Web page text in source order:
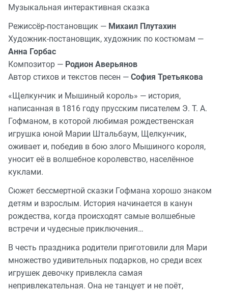
Музыкальная интерактивная сказка
Режиссёр-постановщик — Михаил Плутахин
Художник-постановщик, художник по костюмам —
Анна Горбас
Композитор — Родион Аверьянов
Автор стихов и текстов песен — София Третьякова
«Щелкунчик и Мышиный король» — история,
написанная в 1816 году прусским писателем Э. Т. А.
Гофманом, в которой любимая рождественская
игрушка юной Марии Штальбаум, Щелкунчик,
оживает и, победив в бою злого Мышиного короля,
уносит её в волшебное королевство, населённое
куклами.
Сюжет бессмертной сказки Гофмана хорошо знаком
детям и взрослым. История начинается в канун
рождества, когда происходят самые волшебные
встречи и чудесные приключения…
В честь праздника родители приготовили для Мари
множество удивительных подарков, но среди всех
игрушек девочку привлекла самая
непривлекательная. Она не танцует и не поёт,